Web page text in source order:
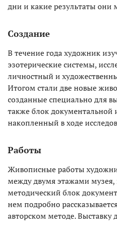
дни и какие результаты они
Создание
В течение года художник
эзотерические системы,
личностный и
Итогом стали две новые
созданные специально для
также блок
накопленный в ходе
Работы
Живописные работы
между двумя этажами музея,
методический блок
нем подробно
авторском методе. Выставку